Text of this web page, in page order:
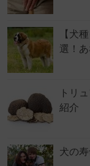
【犬
選！
トリ
紹介
犬の